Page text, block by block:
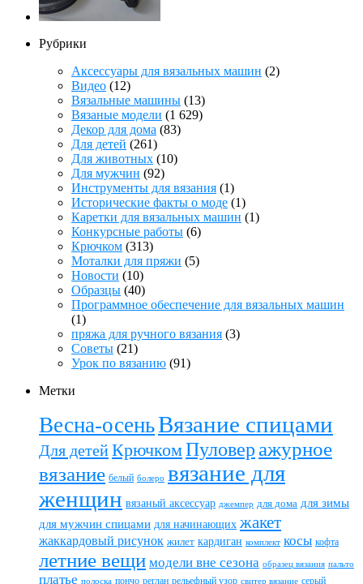
Рубрики
Аксессуары для вязальных машин (2)
Видео (12)
Вязальные машины (13)
Вязаные модели (1 629)
Декор для дома (83)
Для детей (261)
Для животных (10)
Для мужчин (92)
Инструменты для вязания (1)
Исторические факты о моде (1)
Каретки для вязальных машин (1)
Конкурсные работы (6)
Крючком (313)
Моталки для пряжи (5)
Новости (10)
Образцы (40)
Программное обеспечение для вязальных машин
(1)
пряжа для ручного вязания (3)
Советы (21)
Урок по вязанию (91)
Метки
Весна-осеньВязание спицами
Для детейКрючкомПуловер ажурное
вязание белый болеро вязание для
женщин вязаный аксессуар джемпер для дома для зимы
для мужчин спицами для начинающих жакет
жаккардовый рисунок жилет кардиган комплект косы кофта
летние вещи модели вне сезона образец вязания пальто
платье полоска пончо реглан рельефный узор свитер вязание серый